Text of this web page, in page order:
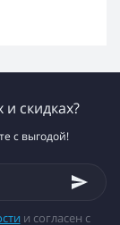
скидках?
с выгодой!
и согласен с